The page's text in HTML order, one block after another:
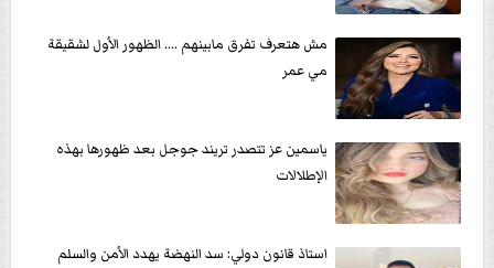
مش هتعرف تفرق مابينهم .... الظهور الأول لشقيقة
مي عمر
ياسمين عز تتصدر تريند جوجل بعد ظهورها بهذه
الإطلالات
استاذ قانون دولي: سد النهضة يهدد الأمن والسلم